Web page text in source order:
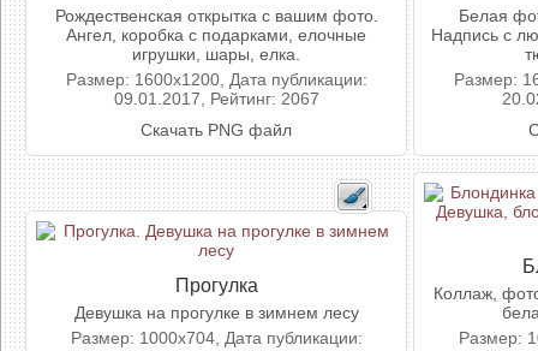
Рождественская открытка с вашим фото.
Ангел, коробка с подарками, елочные
игрушки, шары, елка.
Размер: 1600x1200, Дата публикации:
09.01.2017, Рейтинг: 2067
Скачать PNG файл
Белая
Надпись с
Размер:
Прогулка
Девушка на прогулке в зимнем лесу
Размер: 1000x704, Дата публикации:
Коллаж,
Размер: